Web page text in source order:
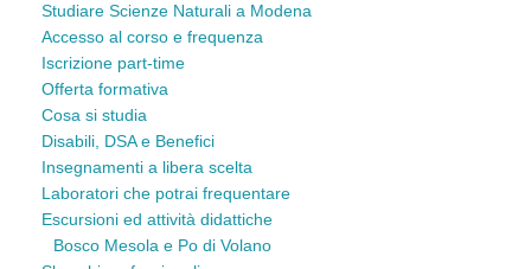
Studiare Scienze Naturali a Modena
Accesso al corso e frequenza
Iscrizione part-time
Offerta formativa
Cosa si studia
Disabili, DSA e Benefici
Insegnamenti a libera scelta
Laboratori che potrai frequentare
Escursioni ed attività didattiche
Bosco Mesola e Po di Volano